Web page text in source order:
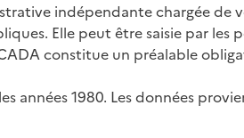
indépendante chargée de
Elle peut être saisie par les
constitue un préalable
années 1980. Les données